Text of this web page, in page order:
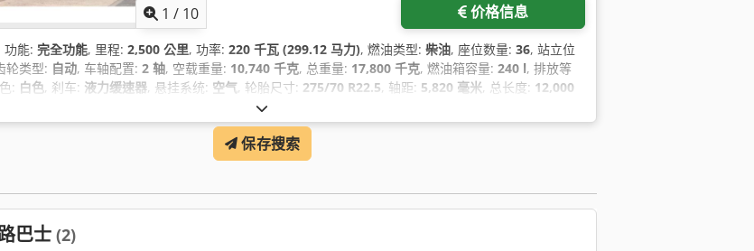
1 / 10 价格信息
功能: 完全功能, 里程: 2,500 公里, 功率: 220 千瓦 (299.12 马力), 燃油类型: 柴油, 座位数量: 36, 站立位
轮类型: 自动, 车轴配置: 2 轴, 空载重量: 10,740 千克, 总重量: 17,800 千克, 燃油箱容量: 240 l, 排放等
: 白色, 刹车: 液力缓速器, 悬挂系统: 空气, 轮胎尺寸: 275/70 R22.5, 轴距: 5,820 毫米, 总长度: 12,000
, 制造年份:2026
, 车载电脑, 防抱死制动系统 (ABS),
保存搜索
巴士 (2)